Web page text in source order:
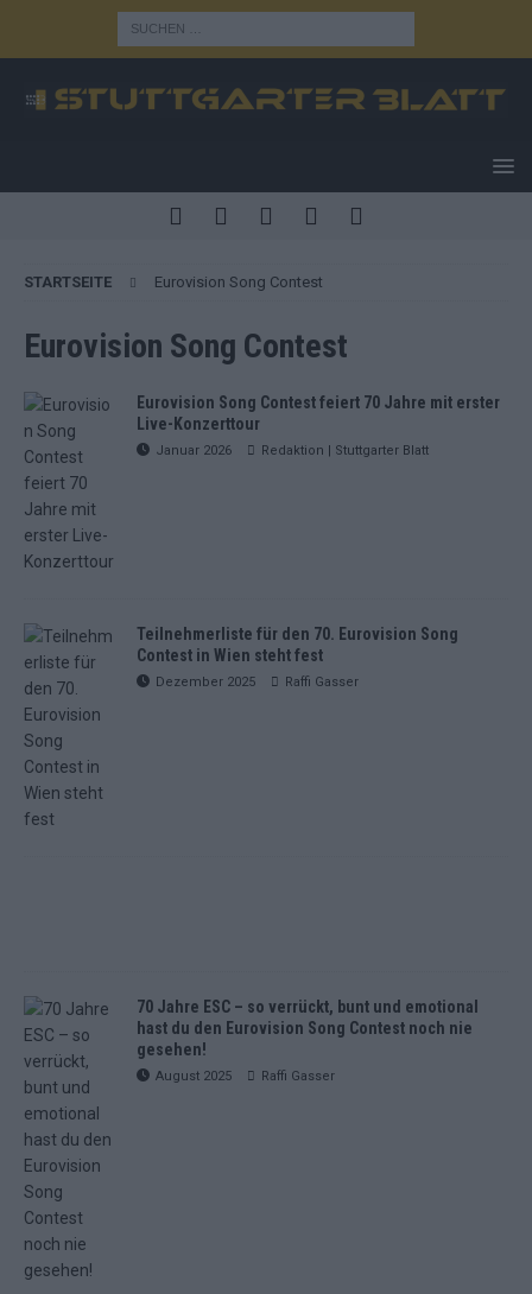
STARTSEITE Eurovision Song Contest
Eurovision Song Contest
Eurovision Song Contest feiert 70 Jahre mit erster
Live-Konzerttour
Januar 2026 Redaktion | Stuttgarter Blatt
Teilnehmerliste für den 70. Eurovision Song
Contest in Wien steht fest
Dezember 2025 Raffi Gasser
70 Jahre ESC – so verrückt, bunt und emotional
hast du den Eurovision Song Contest noch nie
gesehen!
August 2025 Raffi Gasser